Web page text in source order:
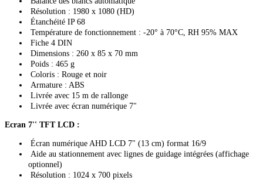
Résolution : 1980 x 1080 (HD)
Étanchéité IP 68
Température de fonctionnement : -20° à 70°C, RH 95% MAX
Fiche 4 DIN
Dimensions : 260 x 85 x 70 mm
Poids : 465 g
Coloris : Rouge et noir
Armature : ABS
Livrée avec 15 m de rallonge
Livrée avec écran numérique 7"
Ecran 7'' TFT LCD :
Écran numérique AHD LCD 7" (13 cm) format 16/9
Aide au stationnement avec lignes de guidage intégrées (affichage
optionnel)
Résolution : 1024 x 700 pixels